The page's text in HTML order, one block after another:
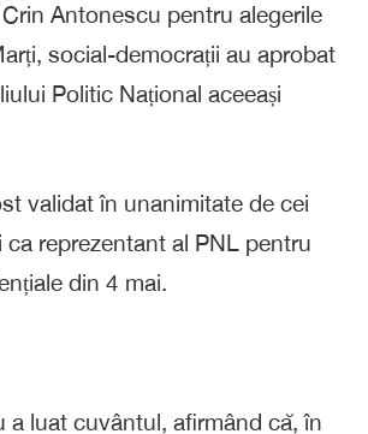
Antonescu pentru alegerile
social-democrații au aprobat
Politic Național aceeași
validat în unanimitate de cei
ca reprezentant al PNL pentru
din 4 mai.
a luat cuvântul, afirmând că, în